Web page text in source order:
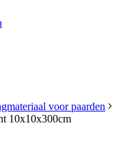
voor paarden
10x10x300cm